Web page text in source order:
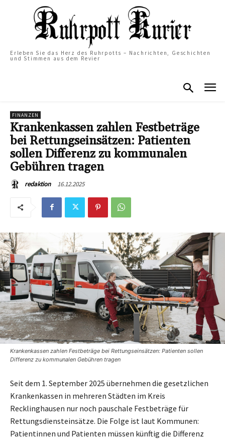
Erleben Sie das Herz des Ruhrpotts – Nachrichten, Geschichten
und Stimmen aus dem Revier
FINANZEN
Krankenkassen zahlen Festbeträge
bei Rettungseinsätzen: Patienten
sollen Differenz zu kommunalen
Gebühren tragen
redaktion 16.12.2025
Krankenkassen zahlen Festbeträge bei Rettungseinsätzen: Patienten sollen
Differenz zu kommunalen Gebühren tragen
Seit dem 1. September 2025 übernehmen die gesetzlichen
Krankenkassen in mehreren Städten im Kreis
Recklinghausen nur noch pauschale Festbeträge für
Rettungsdiensteinsätze. Die Folge ist laut Kommunen:
Patientinnen und Patienten müssen künftig die Differenz